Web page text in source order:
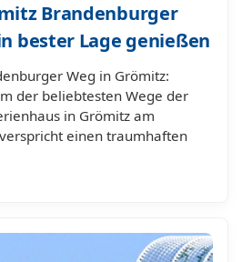
Brandenburger
bester Lage genießen
Weg in Grömitz:
der beliebtesten Wege der
in Grömitz am
einen traumhaften